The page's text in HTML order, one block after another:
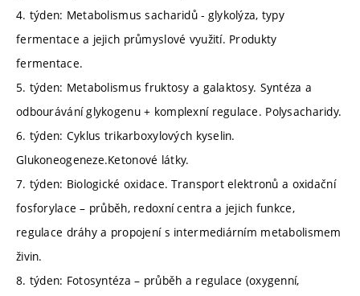
4. týden: Metabolismus sacharidů - glykolýza, typy
fermentace a jejich průmyslové využití. Produkty
fermentace.
5. týden: Metabolismus fruktosy a galaktosy. Syntéza a
odbourávání glykogenu + komplexní regulace. Polysacharidy.
6. týden: Cyklus trikarboxylových kyselin.
Glukoneogeneze.Ketonové látky.
7. týden: Biologické oxidace. Transport elektronů a oxidační
fosforylace – průběh, redoxní centra a jejich funkce,
regulace dráhy a propojení s intermediárním metabolismem
živin.
8. týden: Fotosyntéza – průběh a regulace (oxygenní,